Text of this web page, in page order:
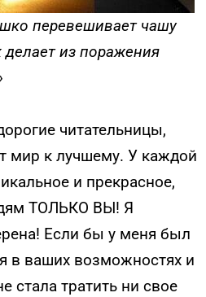
перевешивает чашу
из поражения
читательницы,
мир к лучшему. У каждой
и прекрасное,
ТОЛЬКО ВЫ! Я
Если бы у меня был
в ваших возможностях и
стала тратить ни свое